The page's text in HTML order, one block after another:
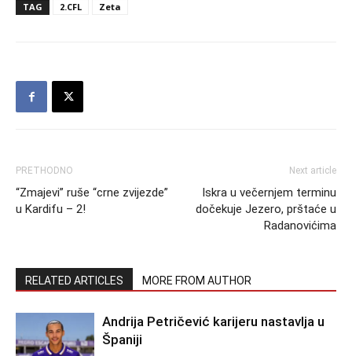
TAG 2.CFL Zeta
PRETHODNO
“Zmajevi” ruše “crne zvijezde”
u Kardifu – 2!
Next article
Iskra u večernjem terminu
dočekuje Jezero, prštaće u
Radanovićima
RELATED ARTICLES MORE FROM AUTHOR
Andrija Petričević karijeru nastavlja u
Španiji